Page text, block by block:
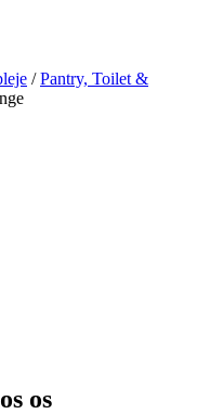
/Pantry, Toilet &
os